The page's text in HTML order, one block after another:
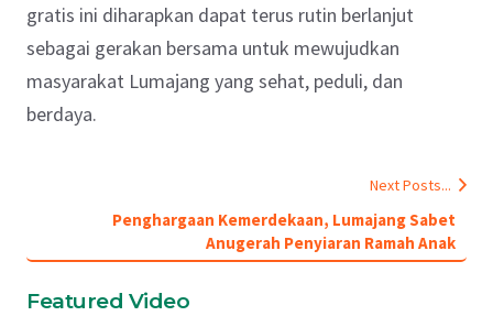
gratis ini diharapkan dapat terus rutin berlanjut
sebagai gerakan bersama untuk mewujudkan
masyarakat Lumajang yang sehat, peduli, dan
berdaya.
Next Posts...
Penghargaan Kemerdekaan, Lumajang Sabet
Anugerah Penyiaran Ramah Anak
Featured Video